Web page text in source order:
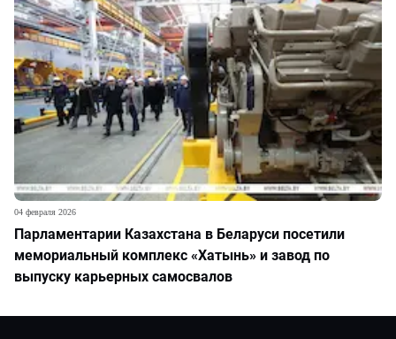
Парламентарии Казахстана в Беларуси посетили
мемориальный комплекс «Хатынь» и завод по
выпуску карьерных самосвалов
04 февраля 2026